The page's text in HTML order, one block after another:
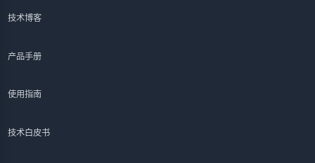
技术博客
产品手册
使用指南
技术白皮书